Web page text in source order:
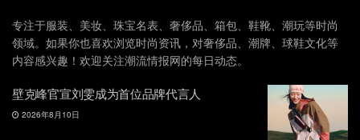
专注于服装、美妆、珠宝名表、奢侈品、箱包、鞋靴、潮玩等时尚
领域。如果你也喜欢浏览时尚资讯，对奢侈品、潮牌、球鞋文化等
内容感兴趣！欢迎关注潮流情报网的每日动态。
壁克峰官宣刘雯成为首位品牌代言人
2026年8月10日